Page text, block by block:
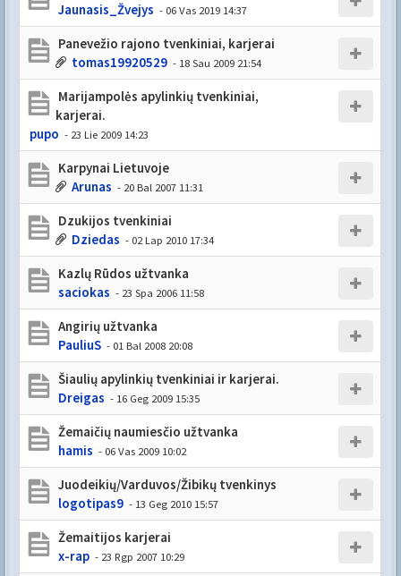
Jaunasis_Žvejys - 06 Vas 2019 14:37
Panevežio rajono tvenkiniai, karjerai
tomas19920529 - 18 Sau 2009 21:54
Marijampolės apylinkių tvenkiniai,
karjerai.
pupo - 23 Lie 2009 14:23
Karpynai Lietuvoje
Arunas - 20 Bal 2007 11:31
Dzukijos tvenkiniai
Dziedas - 02 Lap 2010 17:34
Kazlų Rūdos užtvanka
saciokas - 23 Spa 2006 11:58
Angirių užtvanka
PauliuS - 01 Bal 2008 20:08
Šiaulių apylinkių tvenkiniai ir karjerai.
Dreigas - 16 Geg 2009 15:35
Žemaičių naumiesčio užtvanka
hamis - 06 Vas 2009 10:02
Juodeikių/Varduvos/Žibikų tvenkinys
logotipas9 - 13 Geg 2010 15:57
Žemaitijos karjerai
x-rap - 23 Rgp 2007 10:29